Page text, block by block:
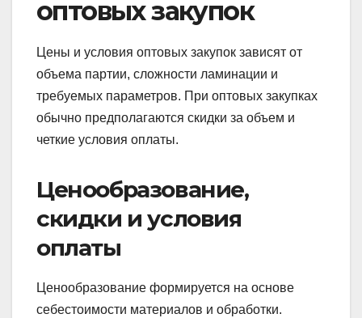
оптовых закупок
Цены и условия оптовых закупок зависят от
объема партии, сложности ламинации и
требуемых параметров. При оптовых закупках
обычно предполагаются скидки за объем и
четкие условия оплаты.
Ценообразование,
скидки и условия
оплаты
Ценообразование формируется на основе
себестоимости материалов и обработки.